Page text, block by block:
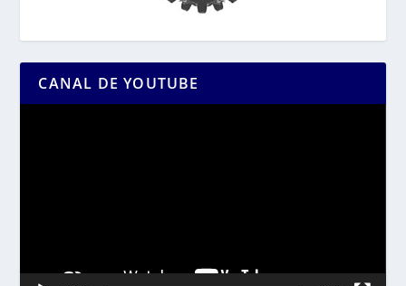
CANAL DE YOUTUBE